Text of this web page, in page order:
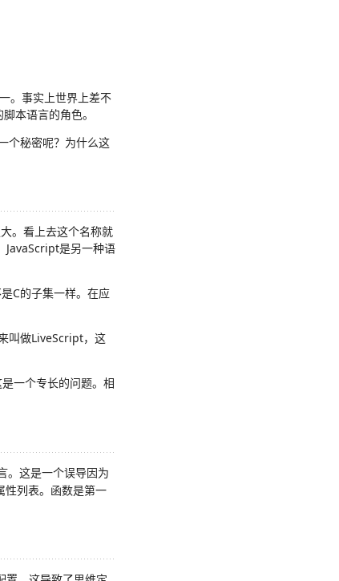
。事实上世界上差不
本语言的角色。
个秘密呢？为什么这
。看上去这个名称就
JavaScript是另一种语
C的子集一样。在应
叫做LiveScript，这
一个专长的问题。相
。这是一个误导因为
性列表。函数是第一